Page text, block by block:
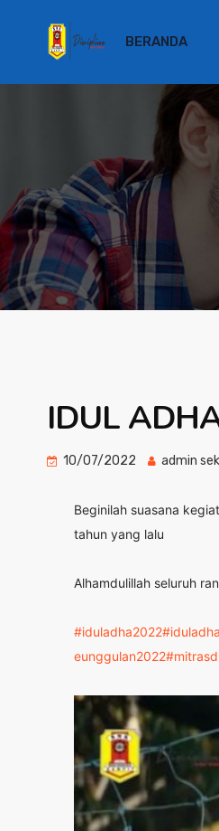
BERANDA
IDUL
10/07/2022 admin
Beginilah suasana
tahun yang lalu
Alhamdulillah seluruh
#iduladha2022
eunggulan2022